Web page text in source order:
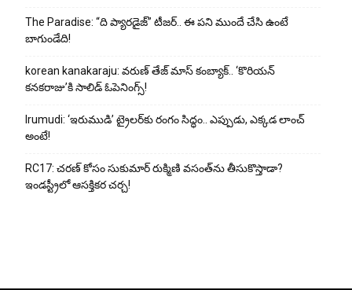
The Paradise: “ది ప్యారడైజ్” టీజర్.. ఈ పని ముందే చేసి ఉంటే
బాగుండేది!
korean kanakaraju: వరుణ్ తేజ్ మాస్ కంబ్యాక్.. ‘కొరియన్
కనకరాజు’కి సాలిడ్ ఓపెనింగ్స్!
Irumudi: ‘ఇరుముడి’ ట్రైలర్‌కు రంగం సిద్ధం.. ఎప్పుడు, ఎక్కడ లాంచ్
అంటే!
RC17: చరణ్ కోసం సుకుమార్ రుక్మిణి వసంత్‌ను తీసుకొస్తాడా?
ఇండస్ట్రీలో ఆసక్తికర చర్చ!